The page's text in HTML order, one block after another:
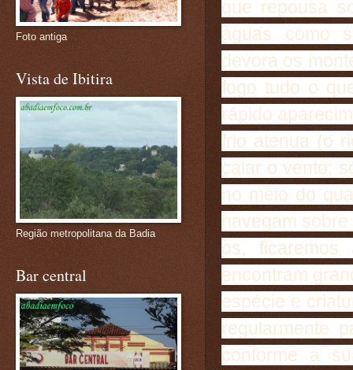
que repousa
águas como
devora os
fogo tudo o
rápido
frio atenua (o
calar o vento;
no meio do
navegam
os, ficaremos
encontram
espécie e
regularmente
conforme a
Foto antiga
Vista de Ibitira
Região metropolitana da Badia
Bar central